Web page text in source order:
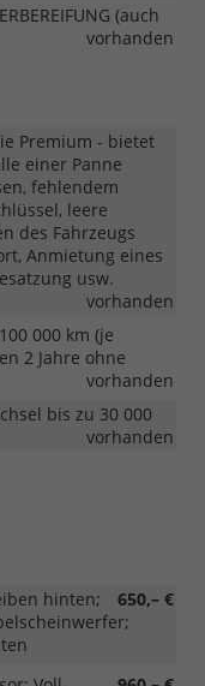
(auch
vorhanden
Premium - bietet
einer Panne
fehlendem
leere
des Fahrzeugs
Anmietung eines
usw.
vorhanden
000 km (je
2 Jahre ohne
vorhanden
bis zu 30 000
vorhanden
650,– €
hinten;